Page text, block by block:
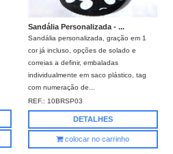
Sandália Personalizada - ...
Sandália personalizada, gração em 1
cor já incluso, opções de solado e
correias a definir, embaladas
individualmente em saco plástico, tag
com numeração de...
REF.: 10BRSP03
DETALHES
colocar no carrinho